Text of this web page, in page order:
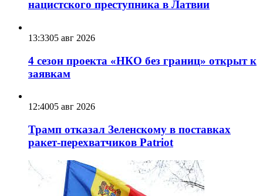
нацистского преступника в Латвии
13:3305 авг 2026
4 сезон проекта «НКО без границ» открыт к
заявкам
12:4005 авг 2026
Трамп отказал Зеленскому в поставках
ракет-перехватчиков Patriot